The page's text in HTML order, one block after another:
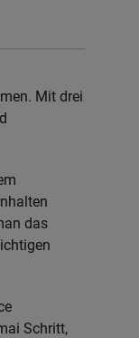
Mit drei
das
Schritt,